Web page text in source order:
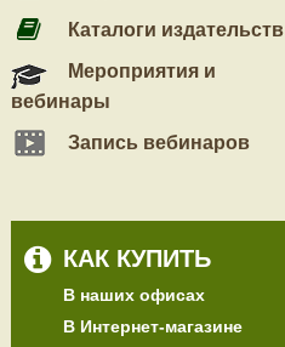
Каталоги издательств
Мероприятия и
вебинары
Запись вебинаров
КАК КУПИТЬ
В наших офисах
В Интернет-магазине